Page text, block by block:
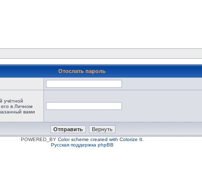
Отослать пароль
учётной
в Личном
вами
POWERED_BY Color scheme created with Colorize It.
Русская поддержка phpBB